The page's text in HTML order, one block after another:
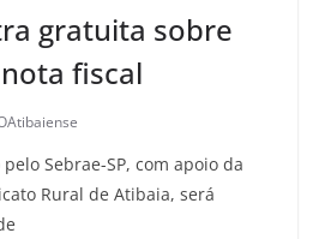
gratuita sobre
fiscal
Sebrae-SP, com apoio da
Rural de Atibaia, será